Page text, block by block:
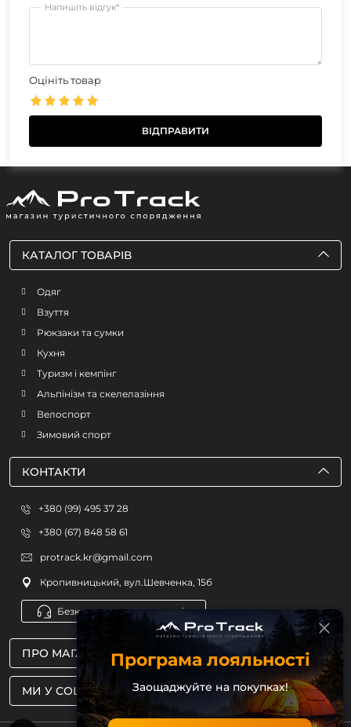
Напишіть відгук*
Оцініть товар
МИ У СОЦМЕРЕЖАХ
ПРО МАГАЗИН
КАТАЛОГ ТОВАРІВ
Одяг
Взуття
Рюкзаки та сумки
Кухня
Туризм і кемпінг
Альпінізм та скелелазіння
Велоспорт
Зимовий спорт
КОНТАКТИ
+380 (99) 495 37 28
+380 (67) 848 58 61
protrack.kr@gmail.com
Кропивницький, вул.Шевченка, 15б
Безкоштовна консультація
Програма лояльності
Заощаджуйте на покупках!